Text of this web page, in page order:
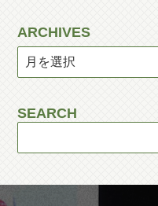
ARCHIVES
SEARCH